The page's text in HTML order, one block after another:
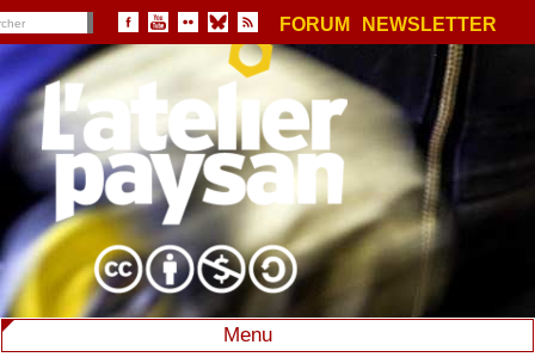
FORUM NEWSLETTER
Menu